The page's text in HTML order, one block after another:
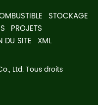
STOCKAGE
PROJETS
DU SITE XML
Ltd. Tous droits